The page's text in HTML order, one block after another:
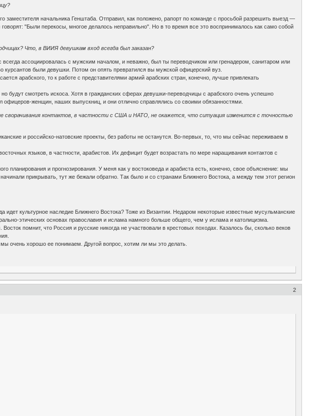
начальника Генштаба. Отправил, как положено, рапорт по команде с просьбой разрешить выезд —
"Были перекосы, многое делалось неправильно". Но в то время все это воспринималось как само собой
Что, в ВИИЯ девушкам вход всегда был заказан?
ассоциировалась с мужским началом, и неважно, был ты переводчиком или гренадером, санитаром или
были девушки. Потом он опять превратился вы мужской офицерский вуз.
арабского, то к работе с представителями армий арабских стран, конечно, лучше привлекать
будут смотреть искоса. Хотя в гражданских сферах девушки-переводчицы с арабского очень успешно
женщин, наших выпускниц, и они отлично справлялись со своими обязанностями.
сворачивания контактов, в частности с США и НАТО, не окажется, что ситуация изменится с точностью
и российско-натовские проекты, без работы не останутся. Во-первых, то, что мы сейчас переживаем в
языков, в частности, арабистов. Их дефицит будет возрастать по мере наращивания контактов с
планирования и прогнозирования. У меня как у востоковеда и арабиста есть, конечно, свое объяснение: мы
прикрывать, тут же бежали обратно. Так было и со странами Ближнего Востока, а между тем этот регион
идет культурное наследие Ближнего Востока? Тоже из Византии. Недаром некоторые известные мусульманские
этических основах православия и ислама намного больше общего, чем у ислама и католицизма.
помнит, что Россия и русские никогда не участвовали в крестовых походах. Казалось бы, сколько веков
мы очень хорошо ее понимаем. Другой вопрос, хотим ли мы это делать.
2